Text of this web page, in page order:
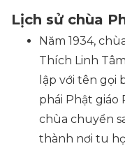
Lịch sử chùa
Năm 1934,
Thích Linh
lập với tên gọi
phái Phật giáo
chùa chuyển
thành nơi tu